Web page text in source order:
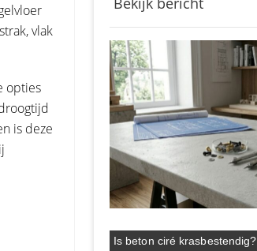
vlak
opties
is deze
Is beton ciré krasbestendig?